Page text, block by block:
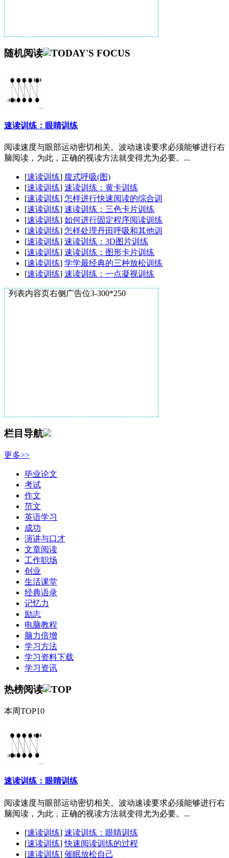
随机阅读
速读训练：眼睛训练
阅读速度与眼部运动密切相关。波动速读要求必须能够进行右
脑阅读，为此，正确的视读方法就变得尤为必要。...
[速读训练] 腹式呼吸(图)
[速读训练] 速读训练：黄卡训练
[速读训练] 怎样进行快速阅读的综合训
[速读训练] 速读训练：三色卡片训练
[速读训练] 如何进行固定程序阅读训练
[速读训练] 怎样处理丹田呼吸和其他训
[速读训练] 速读训练：3D图片训练
[速读训练] 速读训练：图形卡片训练
[速读训练] 学学最经典的三种放松训练
[速读训练] 速读训练：一点凝视训练
列表内容页右侧广告位3-300*250
栏目导航
更多>>
毕业论文
考试
作文
范文
英语学习
成功
演讲与口才
文章阅读
工作职场
创业
生活课堂
经典语录
记忆力
励志
电脑教程
脑力倍增
学习方法
学习资料下载
学习资讯
热榜阅读
本周TOP10
速读训练：眼睛训练
阅读速度与眼部运动密切相关。波动速读要求必须能够进行右
脑阅读，为此，正确的视读方法就变得尤为必要。...
[速读训练] 速读训练：眼睛训练
[速读训练]快速阅读训练的过程
[速读训练] 催眠放松自己